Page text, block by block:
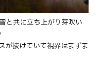
と共に立ち上がり芽吹い
が抜けていて視界はまずま